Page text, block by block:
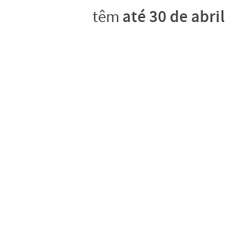
têm até 30 de abril